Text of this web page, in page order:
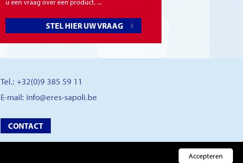
Accepteren
u een vraag over een product, ...
STEL HIER UW VRAAG
Tel.: +32(0)9 385 59 11
E-mail: info@eres-sapoli.be
CONTACT